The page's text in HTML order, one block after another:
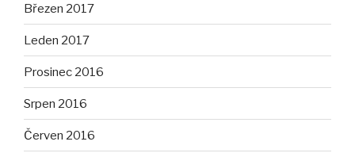
Březen 2017
Leden 2017
Prosinec 2016
Srpen 2016
Červen 2016